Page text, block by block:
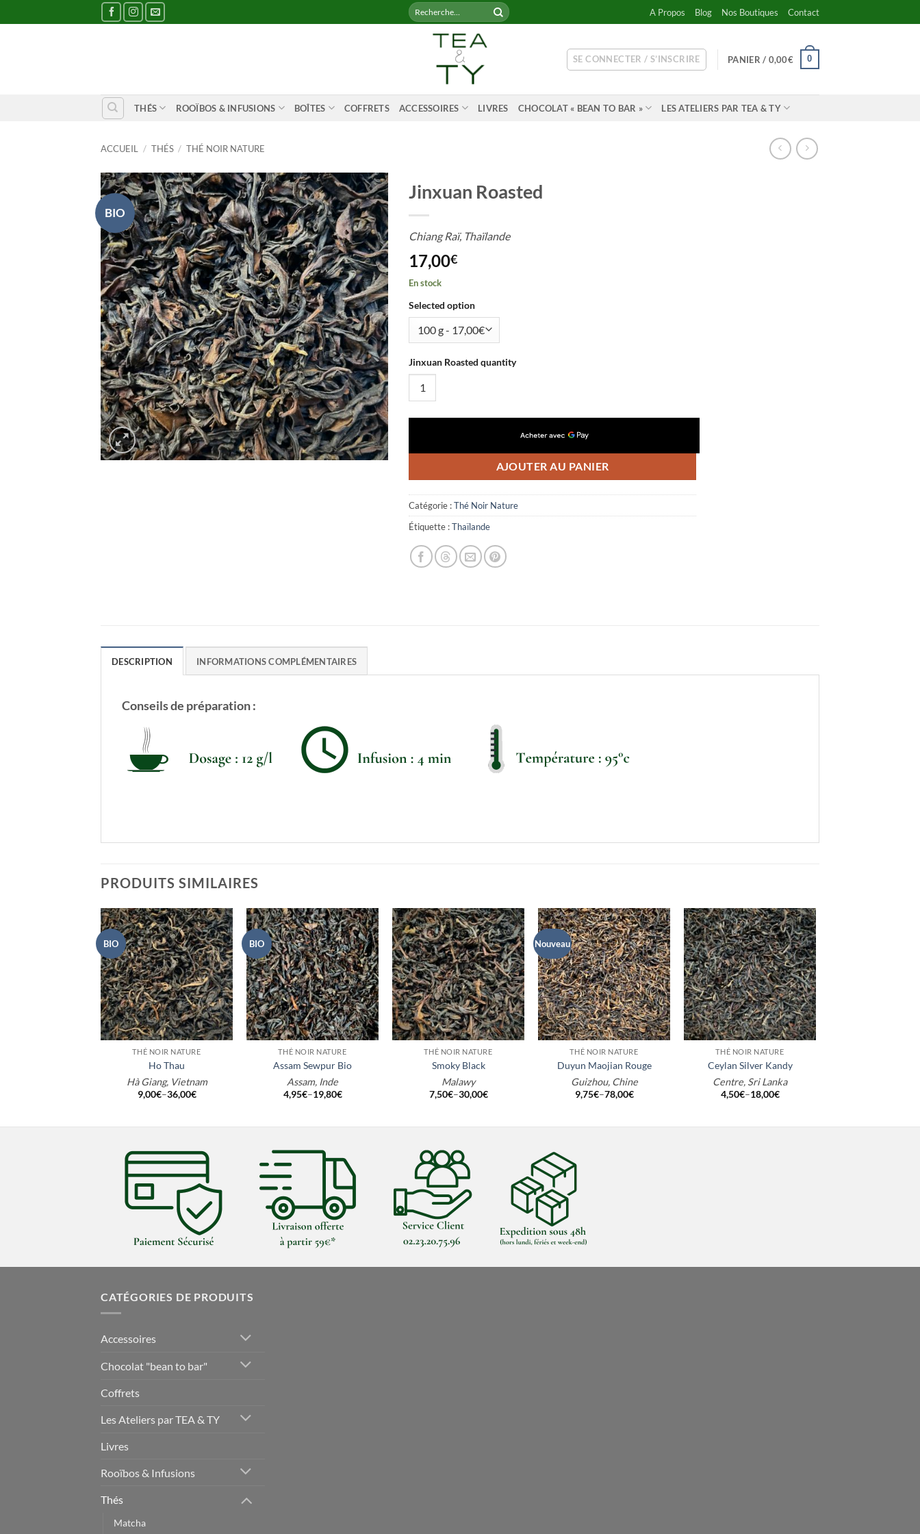
au
Recherche
pour :
A Propos Blog Nos Boutiques Contact
SE CONNECTER / S’INSCRIRE PANIER / 0,00€ 0
THÉS ROOÏBOS & INFUSIONS BOÎTES COFFRETS ACCESSOIRES LIVRES CHOCOLAT « BEAN TO BAR » LES ATELIERS PAR TEA & TY
ACCUEIL / THÉS / THÉ NOIR NATURE
BIO
Jinxuan Roasted
Chiang Raï, Thaïlande
17,00€
En stock
Selected option
Jinxuan Roasted quantity
AJOUTER AU PANIER
Catégorie :Thé Noir Nature
Étiquette :Thaïlande
DESCRIPTION INFORMATIONS COMPLÉMENTAIRES
Conseils de préparation :
PRODUITS SIMILAIRES
BIO
+
THÉ NOIR NATURE
Ho Thau
Hà Giang, Vietnam
9,00€–36,00€
BIO
+
THÉ NOIR NATURE
Assam Sewpur Bio
Assam, Inde
4,95€–19,80€
+
THÉ NOIR NATURE
Smoky Black
Malawy
7,50€–30,00€
Nouveau
+
THÉ NOIR NATURE
Duyun Maojian Rouge
Guizhou, Chine
9,75€–78,00€
+
THÉ NOIR NATURE
Ceylan Silver Kandy
Centre, Sri Lanka
4,50€–18,00€
CATÉGORIES DE PRODUITS
Accessoires
Chocolat "bean to bar"
Coffrets
Les Ateliers par TEA & TY
Livres
Rooïbos & Infusions
Thés
Matcha